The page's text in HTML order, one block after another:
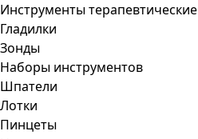
Инструменты терапевтические
Гладилки
Зонды
Наборы инструментов
Шпатели
Лотки
Пинцеты